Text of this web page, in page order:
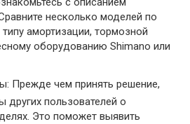
несколько моделей по
амортизации, тормозной
оборудованию Shimano или
Прежде чем принять решение,
других пользователей о
Это поможет выявить